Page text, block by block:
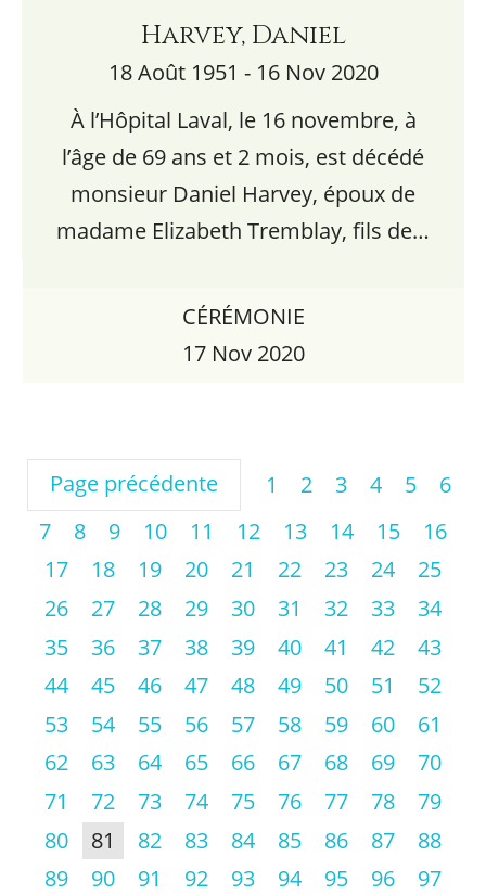
Harvey, Daniel
18 Août 1951 - 16 Nov 2020
À l’Hôpital Laval, le 16 novembre, à
l’âge de 69 ans et 2 mois, est décédé
monsieur Daniel Harvey, époux de
madame Elizabeth Tremblay, fils de…
CÉRÉMONIE
17 Nov 2020
Page précédente 1 2 3 4 5
6
7
8 9 10 11 12 13 14 15
16
17
18 19 20 21 22 23 24
25
26
27 28 29 30 31 32 33
34
35
36 37 38 39 40 41 42
43
44
45 46 47 48 49 50 51
52
53
54 55 56 57 58 59 60
61
62
63 64 65 66 67 68 69
70
71
72 73 74 75 76 77 78
79
80
81 82 83 84 85 86 87
88
89
90 91 92 93 94 95 96
97